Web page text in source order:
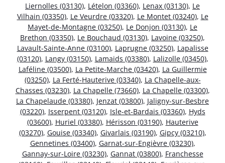
Liernolles (03130), Lételon (03360), Lenax (03130), Le
Vilhain (03350), Le Veurdre (03320), Le Montet (03240), Le
Mayet-de-Montagne (03250), Le Donjon (03130), Le
Brethon (03350), Le Bouchaud (03130), Lavoine (03250),
Lavault-Sainte-Anne (03100), Laprugne (03250), Lapalisse
(03120), Langy (03150), Lamaids (03380), Lalizolle (03450),
Laféline (03500), La Petite-Marche (03420), La Guillermie
(03250), La Ferté-Hauterive (03340), La Chapelle-aux-
Chasses (03230), La Chapelle (73660), La Chapelle (03300),
La Chapelaude (03380), Jenzat (03800), Jaligny-sur-Besbre
(03220), Isserpent (03120), Isle-et-Bardais (03360), Hyds
(03600), Huriel (03380), Hérisson (03190), Hauterive
(03270), Gouise (03340), Givarlais (03190), Gipcy (03210),
Gennetines (03400), Garnat-sur-Engièvre (03230),
Gannay-sur-Loire (03230), Gannat (03800), Franchesse